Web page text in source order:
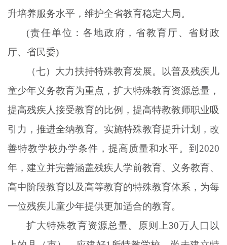
升培养服务水平，维护全省教育稳定大局。
(责任单位：各地政府，省教育厅、省财政
厅、省民委)
（七）大力扶持特殊教育发展。以普及残疾儿
童少年义务教育为重点，扩大特殊教育资源总量，
提高残疾人接受教育的比例，提高特教教师职业吸
引力，推进全纳教育。实施特殊教育提升计划，改
善特教学校办学条件，提高质量和水平。到 2020
年，建立并完善涵盖残疾人学前教育、义务教育、
高中阶段教育以及高等教育的特殊教育体系，为每
一位残疾儿童少年提供更加适合的教育。
扩大特殊教育资源总量。原则上30万人口以